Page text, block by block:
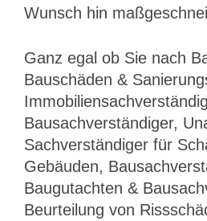
Wunsch hin
Ganz egal ob Sie nach
Bauschäden &
Bausachverständiger,
Sachverständiger für
Gebäuden,
Baugutachten &
Beurteilung von